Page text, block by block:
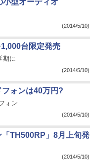
型オーディオ
(2014/5/10)
台限定発売
期に
(2014/5/10)
ォンは40万円?
ォン
(2014/5/10)
TH500RP」8月上旬発
(2014/5/10)